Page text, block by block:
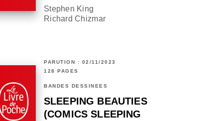
Stephen King
Richard Chizmar
PARUTION : 02/11/2023
128 PAGES
BANDES DESSINÉES
SLEEPING BEAUTIES
(COMICS SLEEPING